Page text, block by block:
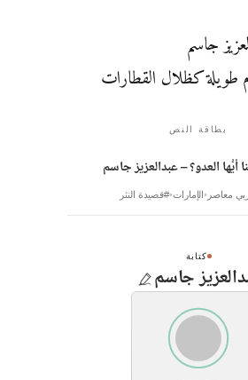
جاسم
طويلة كظلال القطارات
بطاقة النص
أيُّها العدو؟ – عبدالعزيز جاسم
معاصر الإمارات #قصيدة النثر
كتابة
جاسم